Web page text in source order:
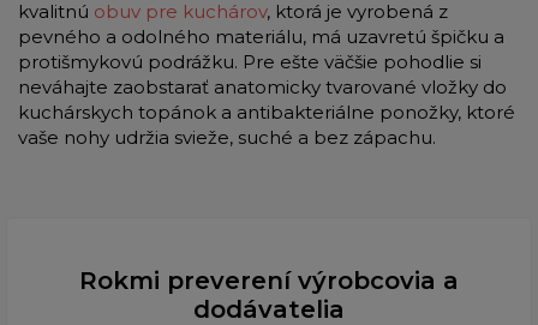
kvalitnú obuv pre kuchárov, ktorá je vyrobená z
pevného a odolného materiálu, má uzavretú špičku a
protišmykovú podrážku. Pre ešte väčšie pohodlie si
neváhajte zaobstarať anatomicky tvarované vložky do
kuchárskych topánok a antibakteriálne ponožky, ktoré
vaše nohy udržia svieže, suché a bez zápachu.
Rokmi preverení výrobcovia a
dodávatelia